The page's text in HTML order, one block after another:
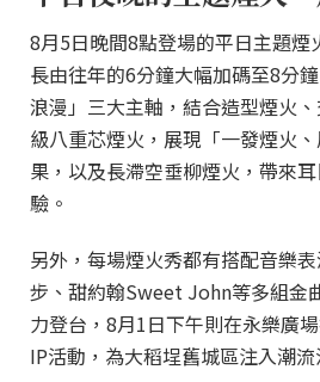
8月5日晚間8點登場的平日主題煙
長由往年的6分鐘大幅加碼至8分
浪漫」三大主軸，結合造型煙火
級八重芯煙火，展現「一發煙火
果，以及長滯空垂柳煙火，帶來
驗。
另外，每場煙火秀都有搭配音樂
步、甜約翰Sweet John等多組金
力登台，8月1日下午則在永樂廣
IP活動，為大稻埕舊城區注入潮流